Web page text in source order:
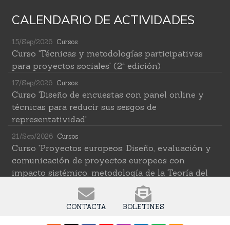
CALENDARIO DE ACTIVIDADES
15/Sep/2026 Cursos
Curso 'Técnicas y metodologías participativas
para proyectos sociales' (2ª edición)
17/Sep/2026 Cursos
Curso 'Diseño de encuestas con panel online y
técnicas para reducir sus sesgos de
representatividad'
21/Sep/2026 Cursos
Curso 'Proyectos europeos: Diseño, evaluación y
comunicación de proyectos europeos con
impacto sistémico: metodología de la Teoría del
Cambio transformativa'
Cursos
CONTACTA BOLETINES